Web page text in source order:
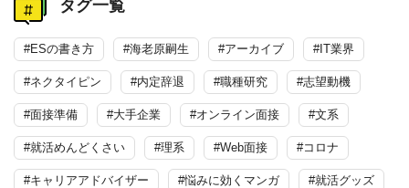
タグ一覧
#ESの書き方 #海老原嗣生 #アーカイブ #IT業界
#ネクタイピン #内定辞退 #職種研究 #志望動機
#面接準備 #大手企業 #オンライン面接 #文系
#就活めんどくさい #理系 #Web面接 #コロナ
#キャリアアドバイザー #悩みに効くマンガ #就活グッズ